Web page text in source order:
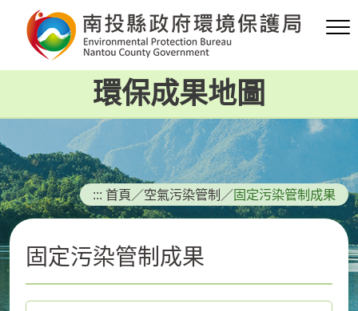
要
容
區
塊
環保成果地圖
::: 首頁 ／空氣污染管制 ／固定污染管制成果
固定污染管制成果